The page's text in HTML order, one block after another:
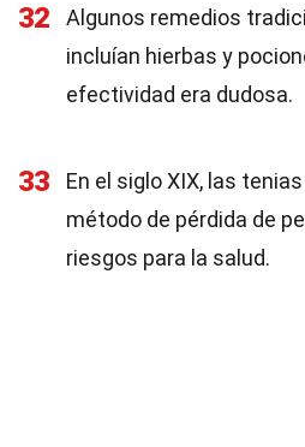
32
Algunos remedios
incluían hierbas y
efectividad era dudosa.
33
En el siglo XIX, las
método de pérdida de
riesgos para la salud.